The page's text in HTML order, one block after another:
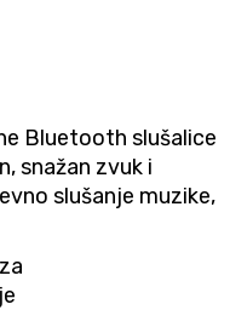
Bluetooth slušalice
snažan zvuk i
slušanje muzike,